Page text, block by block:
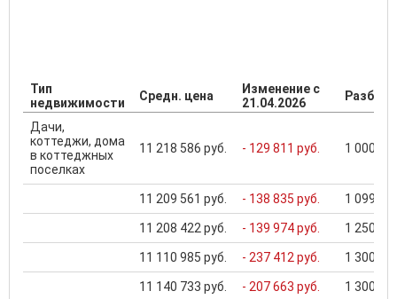
Тип
недвижимости
Средн. цена
Изменение с
21.04.2026
Дачи,
коттеджи, дома
в коттеджных
поселках
11 218 586 руб. - 129 811 руб. 1 000
11 209 561 руб. - 138 835 руб. 1 099
11 208 422 руб. - 139 974 руб. 1 250
11 110 985 руб. - 237 412 руб. 1 300
11 140 733 руб. - 207 663 руб. 1 300